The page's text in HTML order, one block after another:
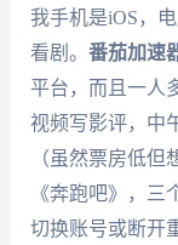
我手机是iOS，
看剧。 番茄加速
平台，而且一人
视频写影评，中
（虽然票房低
《奔跑吧》，三
切换账号或断开